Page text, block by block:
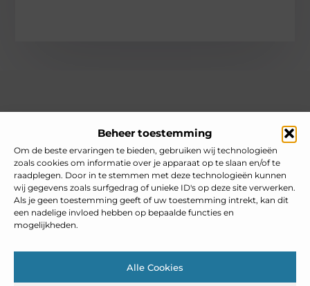
Beheer toestemming
Om de beste ervaringen te bieden, gebruiken wij technologieën
zoals cookies om informatie over je apparaat op te slaan en/of te
raadplegen. Door in te stemmen met deze technologieën kunnen
wij gegevens zoals surfgedrag of unieke ID's op deze site verwerken.
Als je geen toestemming geeft of uw toestemming intrekt, kan dit
een nadelige invloed hebben op bepaalde functies en
mogelijkheden.
Alle Cookies
Jouw gids voor inspiratie en tips uit het dagelijks leven.
Ontdek een brede verzameling blogs en artikelen die je helpen
om het meeste uit elke dag te halen, met praktische adviezen
en verrassende inzichten.
Bericht categorie